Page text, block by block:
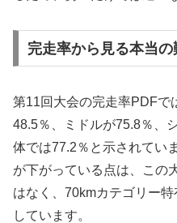
完走率から見る本当の
第11回大会の完走率PDFで
48.5％、ミドルが75.8％、
体では77.2％と示されてい
が下がっている点は、この
はなく、70kmカテゴリー
しています。